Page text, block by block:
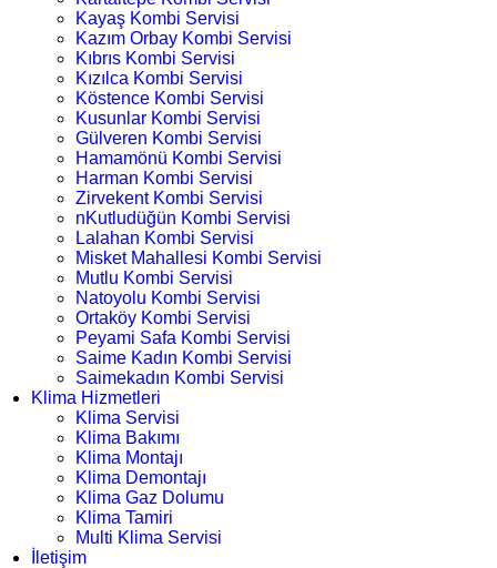
Kayaş Kombi Servisi
Kazım Orbay Kombi Servisi
Kıbrıs Kombi Servisi
Kızılca Kombi Servisi
Köstence Kombi Servisi
Kusunlar Kombi Servisi
Gülveren Kombi Servisi
Hamamönü Kombi Servisi
Harman Kombi Servisi
Zirvekent Kombi Servisi
nKutludüğün Kombi Servisi
Lalahan Kombi Servisi
Misket Mahallesi Kombi Servisi
Mutlu Kombi Servisi
Natoyolu Kombi Servisi
Ortaköy Kombi Servisi
Peyami Safa Kombi Servisi
Saime Kadın Kombi Servisi
Saimekadın Kombi Servisi
Klima Hizmetleri
Klima Servisi
Klima Bakımı
Klima Montajı
Klima Demontajı
Klima Gaz Dolumu
Klima Tamiri
Multi Klima Servisi
İletişim